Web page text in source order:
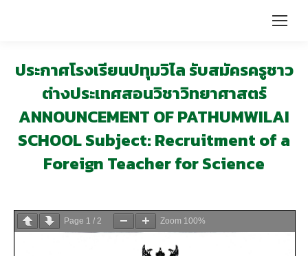
ประกาศโรงเรียนปทุมวิไล รับสมัครครูชาว
ต่างประเทศสอนวิชาวิทยาศาสตร์
ANNOUNCEMENT OF PATHUMWILAI
SCHOOL Subject: Recruitment of a
Foreign Teacher for Science
Page 1 / 2 Zoom 100%